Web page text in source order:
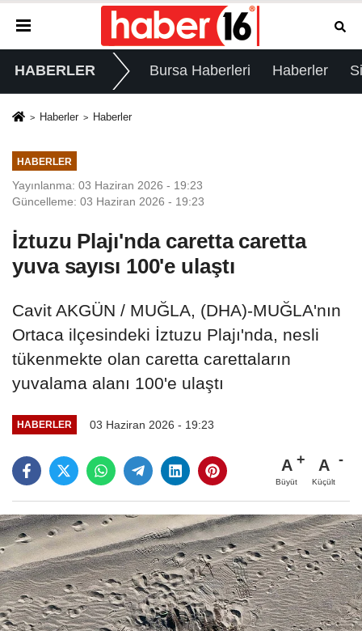
HABERLER Bursa Haberleri Haberler
Haberler Haberler
HABERLER
Yayınlanma: 03 Haziran 2026 - 19:23
Güncelleme: 03 Haziran 2026 - 19:23
İztuzu Plajı'nda caretta caretta
yuva sayısı 100'e ulaştı
Cavit AKGÜN / MUĞLA, (DHA)-MUĞLA'nın
Ortaca ilçesindeki İztuzu Plajı'nda, nesli
tükenmekte olan caretta carettaların
yuvalama alanı 100'e ulaştı
HABERLER 03 Haziran 2026 - 19:23
A
Büyüt
A
Küçült